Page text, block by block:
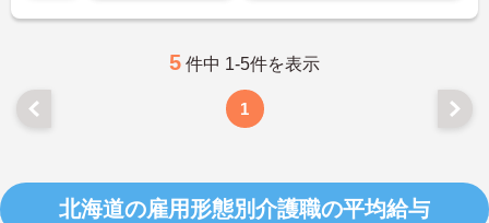
5 件中 1-5件を表示
1
北海道の雇用形態別介護職の平均給与